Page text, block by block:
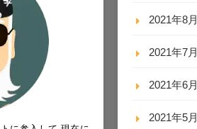
2021年8月
2021年7月
2021年6月
2021年5月